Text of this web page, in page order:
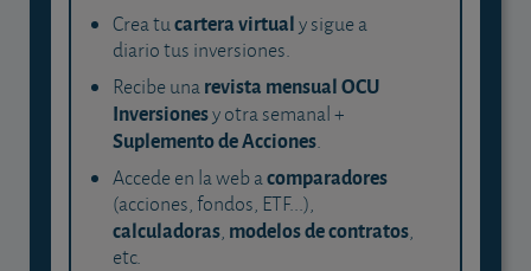
Crea tucartera virtualy sigue a
diario tus inversiones.
Recibe unarevista mensual OCU
Inversionesy otra semanal +
Suplemento de Acciones.
Accede en la web acomparadores
(acciones, fondos, ETF...),
calculadoras, modelos de contratos,
etc.